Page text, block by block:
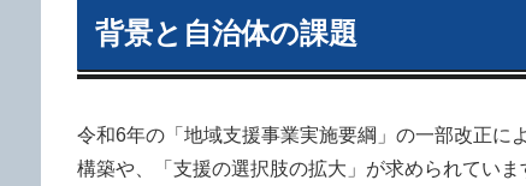
背景と自治体の課題
令和6年の「地域支援事業実施要綱」の一部改正に
構築や、「支援の選択肢の拡大」が求められてい